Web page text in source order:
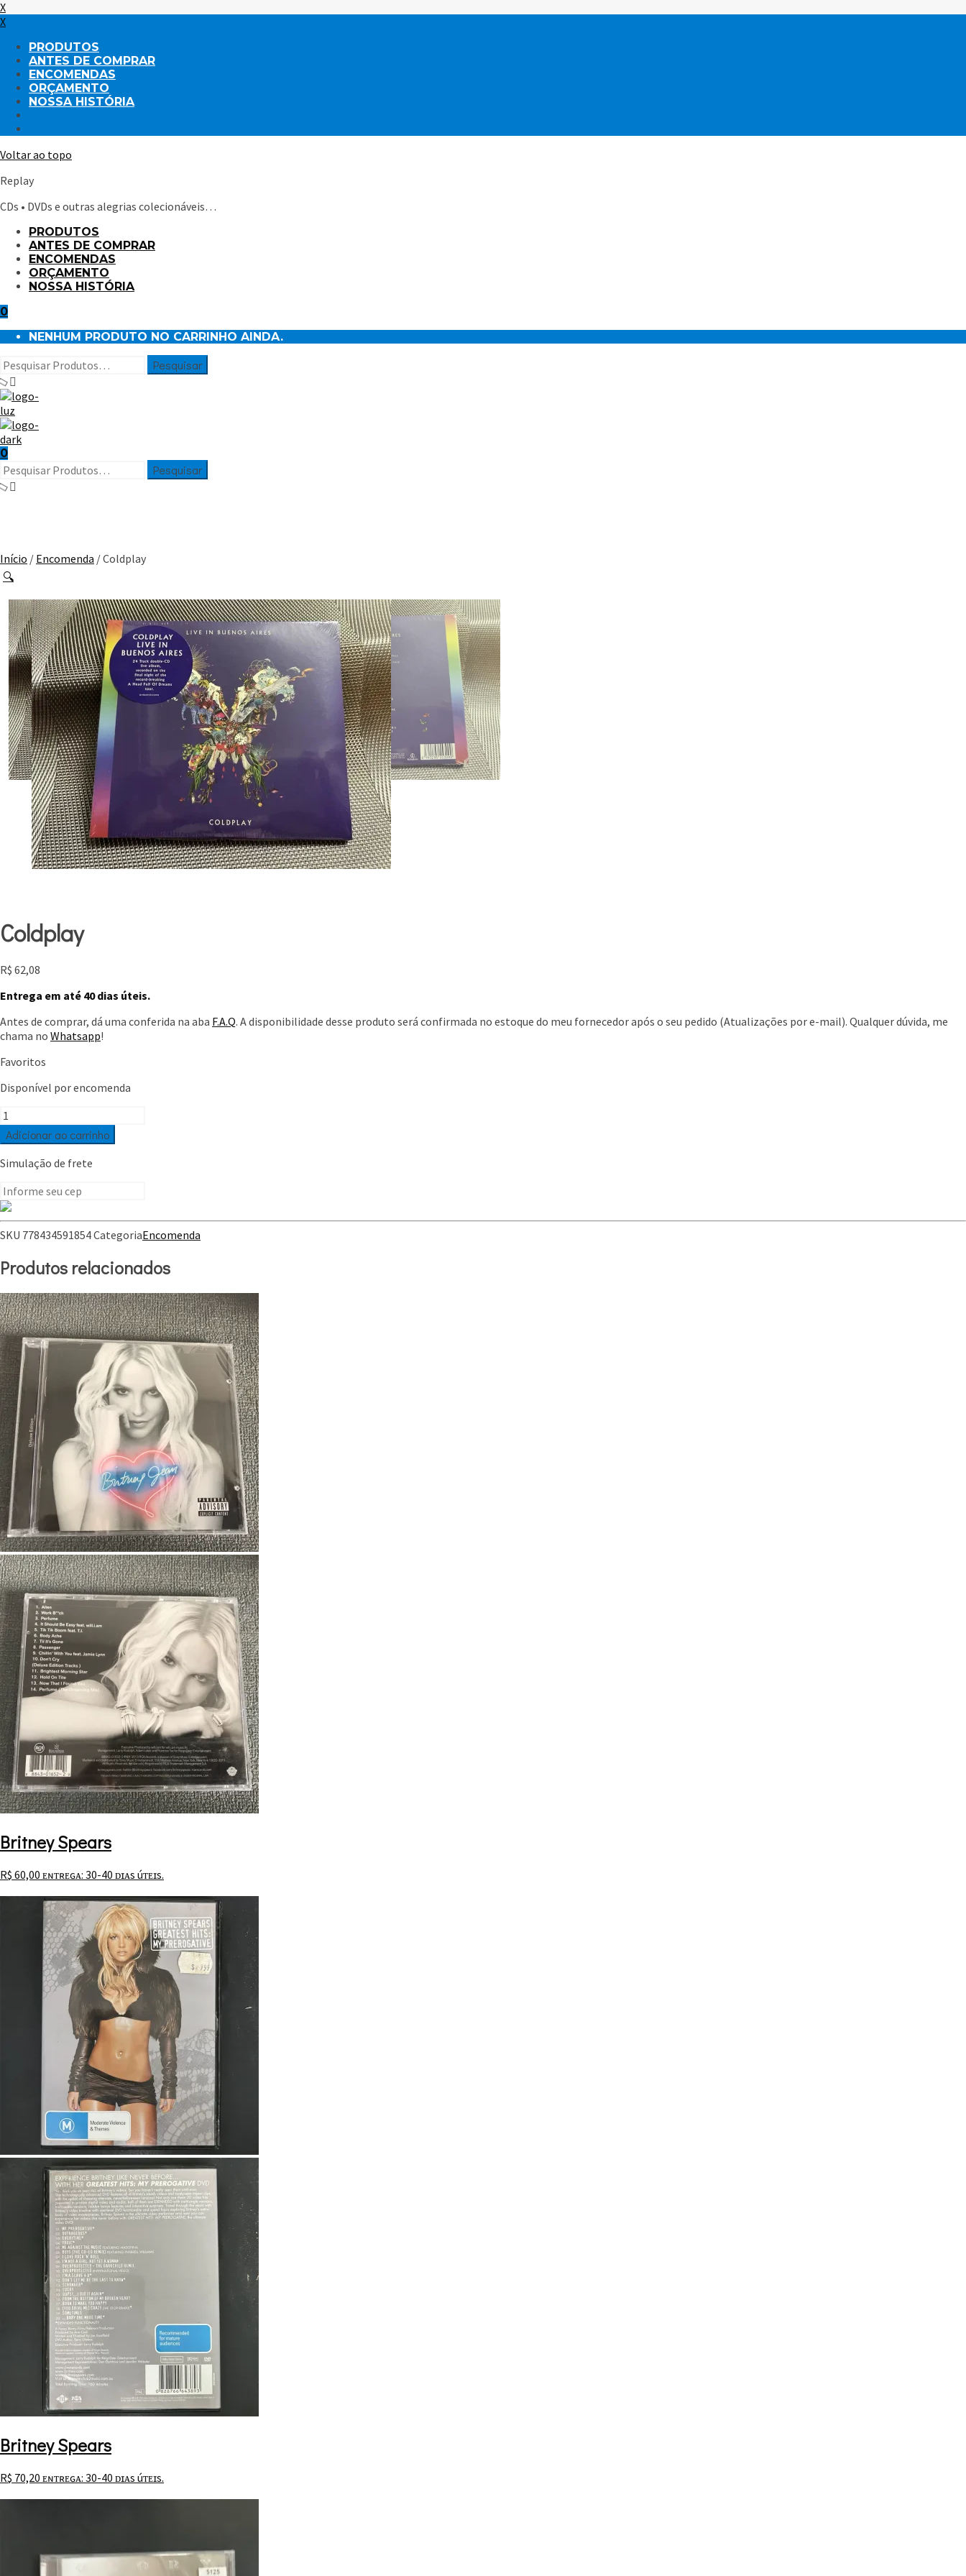
X
X
PRODUTOS
ANTES DE COMPRAR
ENCOMENDAS
ORÇAMENTO
NOSSA HISTÓRIA
Voltar ao topo
Replay
CDs • DVDs e outras alegrias colecionáveis…
PRODUTOS
ANTES DE COMPRAR
ENCOMENDAS
ORÇAMENTO
NOSSA HISTÓRIA
0
NENHUM PRODUTO NO CARRINHO AINDA.
0
Início / Encomenda / Coldplay
🔍
Coldplay
R$ 62,08
Entrega em até 40 dias úteis.
Antes de comprar, dá uma conferida na aba F.A.Q. A disponibilidade desse produto será confirmada no estoque do meu fornecedor após o seu pedido (Atualizações por e-mail). Qualquer dúvida, me
chama no Whatsapp!
Favoritos
Disponível por encomenda
Coldplay
quantidade
Adicionar ao carrinho
Simulação de frete
SKU 778434591854CategoriaEncomenda
Produtos relacionados
Britney Spears
R$ 60,00 ᴇɴᴛʀᴇɢᴀ: 30-40 ᴅɪᴀs úᴛᴇɪs.
Britney Spears
R$ 70,20 ᴇɴᴛʀᴇɢᴀ: 30-40 ᴅɪᴀs úᴛᴇɪs.